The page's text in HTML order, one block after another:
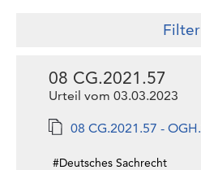
Filter
08 CG.2021.57
Urteil vom 03.03.2023
08 CG.2021.57 -
#Deutsches Sachrecht